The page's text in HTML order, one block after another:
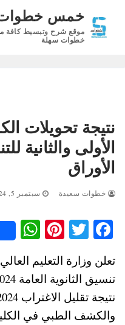
المحتوى
خمس
موقع شرح وتبسيط كافة
خطوات سهلة
الأولى والثانية
الأوراق
خطوات سعيدة سبتمبر 5, 2024
Fa
ce
bo
ok
T
wi
tte
r
Pi
er
es
t
W
ha
ts
A
pp
تعلن وزارة التعليم
والكشف الطبي في